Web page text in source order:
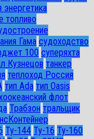
энергетика
топливо
Гама судоходство
100 суперяхта
Кузнецов танкер
теплоход Россия
тип Ada тип Oasis
флот
Трабзон тральщик
Ту-144 Ту-16 Ту-160